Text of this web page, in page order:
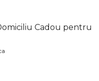
Cadou pentru